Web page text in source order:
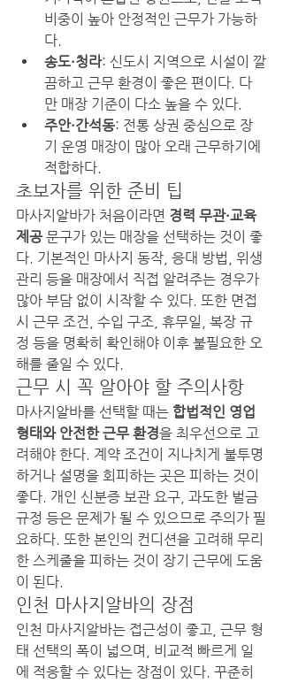
비중이 높아 안정적인 근무가 가능하
다.
송도·청라: 신도시 지역으로 시설이 깔
끔하고 근무 환경이 좋은 편이다. 다
만 매장 기준이 다소 높을 수 있다.
주안·간석동: 전통 상권 중심으로 장
기 운영 매장이 많아 오래 근무하기에
적합하다.
초보자를 위한 준비 팁
마사지알바가 처음이라면 경력 무관·교육
제공 문구가 있는 매장을 선택하는 것이 좋
다. 기본적인 마사지 동작, 응대 방법, 위생
관리 등을 매장에서 직접 알려주는 경우가
많아 부담 없이 시작할 수 있다. 또한 면접
시 근무 조건, 수입 구조, 휴무일, 복장 규
정 등을 명확히 확인해야 이후 불필요한 오
해를 줄일 수 있다.
근무 시 꼭 알아야 할 주의사항
마사지알바를 선택할 때는 합법적인 영업
형태와 안전한 근무 환경을 최우선으로 고
려해야 한다. 계약 조건이 지나치게 불투명
하거나 설명을 회피하는 곳은 피하는 것이
좋다. 개인 신분증 보관 요구, 과도한 벌금
규정 등은 문제가 될 수 있으므로 주의가 필
요하다. 또한 본인의 컨디션을 고려해 무리
한 스케줄을 피하는 것이 장기 근무에 도움
이 된다.
인천 마사지알바의 장점
인천 마사지알바는 접근성이 좋고, 근무 형
태 선택의 폭이 넓으며, 비교적 빠르게 일
에 적응할 수 있다는 장점이 있다. 꾸준히